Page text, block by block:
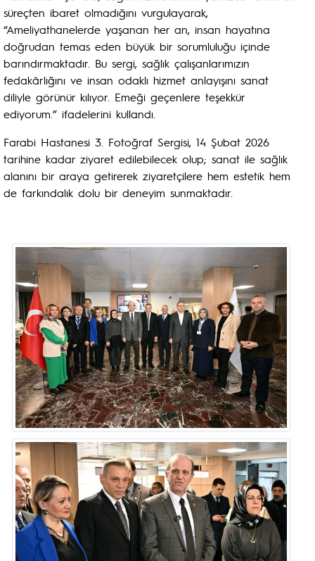
süreçten ibaret olmadığını vurgulayarak,
“Ameliyathanelerde yaşanan her an, insan hayatına
doğrudan temas eden büyük bir sorumluluğu içinde
barındırmaktadır. Bu sergi, sağlık çalışanlarımızın
fedakârlığını ve insan odaklı hizmet anlayışını sanat
diliyle görünür kılıyor. Emeği geçenlere teşekkür
ediyorum.” ifadelerini kullandı.
Farabi Hastanesi 3. Fotoğraf Sergisi, 14 Şubat 2026
tarihine kadar ziyaret edilebilecek olup; sanat ile sağlık
alanını bir araya getirerek ziyaretçilere hem estetik hem
de farkındalık dolu bir deneyim sunmaktadır.